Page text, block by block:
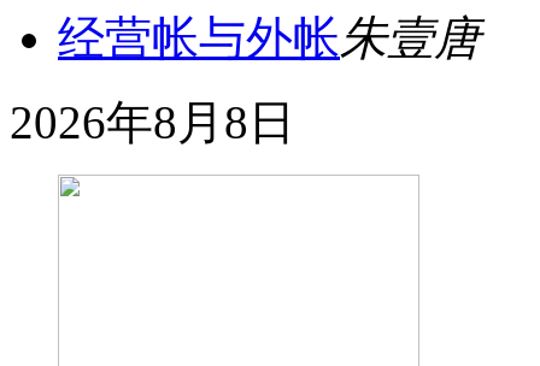
经营帐与外帐朱壹唐
2026年8月8日